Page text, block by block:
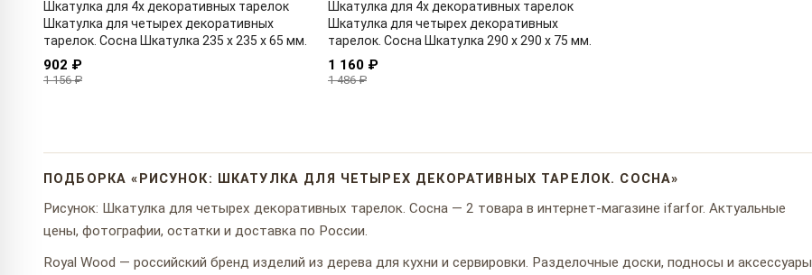
Шкатулка для 4х декоративных тарелок
Шкатулка для четырех декоративных
тарелок. Сосна Шкатулка 235 x 235 x 65 мм.
902 ₽
1 156 ₽
Шкатулка для 4х декоративных тарелок
Шкатулка для четырех декоративных
тарелок. Сосна Шкатулка 290 x 290 x 75 мм.
1 160 ₽
1 486 ₽
ПОДБОРКА «РИСУНОК: ШКАТУЛКА ДЛЯ ЧЕТЫРЕХ ДЕКОРАТИВНЫХ ТАРЕЛОК. СОСНА»
Рисунок: Шкатулка для четырех декоративных тарелок. Сосна — 2 товара в интернет-магазине ifarfor. Актуальные
цены, фотографии, остатки и доставка по России.
Royal Wood — российский бренд изделий из дерева для кухни и сервировки. Разделочные доски, подносы и аксессуары